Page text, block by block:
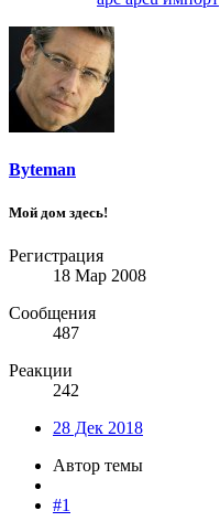
Byteman
Мой дом здесь!
Регистрация
18 Мар 2008
Сообщения
487
Реакции
242
28 Дек 2018
Автор темы
#1